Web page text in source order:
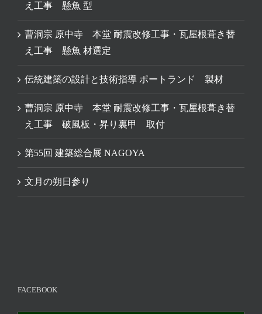
え工事 懸魚 型
曹洞宗 原中寺 本堂 耐震改修工事・瓦屋根葺き替
え工事 懸魚 材選定
伝統建築の設計と技術指導 ポートランド 製材
曹洞宗 原中寺 本堂 耐震改修工事・瓦屋根葺き替
え工事 破風板・昇り裏甲 取付
第55回 建築総合展 NAGOYA
文月の朔日参り
FACEBOOK